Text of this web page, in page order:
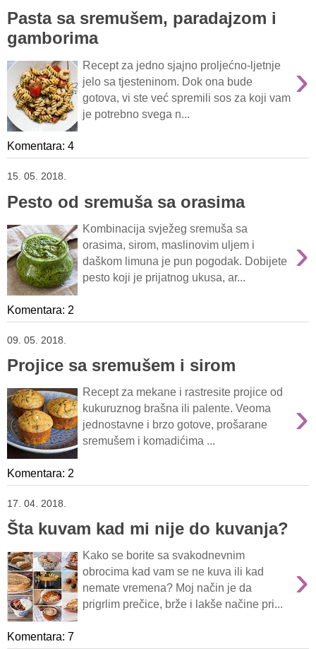
Pasta sa sremušem, paradajzom i
gamborima
›
Recept za jedno sjajno proljećno-ljetnje
jelo sa tjesteninom. Dok ona bude
gotova, vi ste već spremili sos za koji vam
je potrebno svega n...
Komentara: 4
15. 05. 2018.
Pesto od sremuša sa orasima
›
Kombinacija svježeg sremuša sa
orasima, sirom, maslinovim uljem i
daškom limuna je pun pogodak. Dobijete
pesto koji je prijatnog ukusa, ar...
Komentara: 2
09. 05. 2018.
Projice sa sremušem i sirom
›
Recept za mekane i rastresite projice od
kukuruznog brašna ili palente. Veoma
jednostavne i brzo gotove, prošarane
sremušem i komadićima ...
Komentara: 2
17. 04. 2018.
Šta kuvam kad mi nije do kuvanja?
›
Kako se borite sa svakodnevnim
obrocima kad vam se ne kuva ili kad
nemate vremena? Moj način je da
prigrlim prečice, brže i lakše načine pri...
Komentara: 7